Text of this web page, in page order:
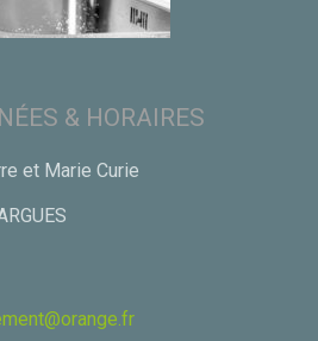
& HORAIRES
et Marie Curie